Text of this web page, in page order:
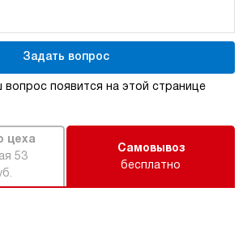
вопрос появится на этой странице
Задать вопрос
цеха
53
Самовывоз
бесплатно